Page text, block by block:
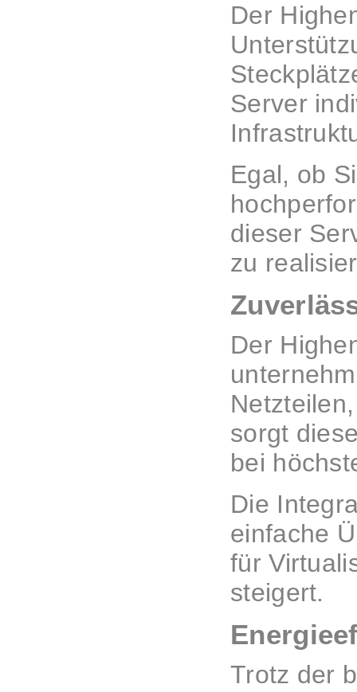
Der
Server
Egal, ob
dieser
zu
Der
sorgt
bei
Die
einfache
für
steigert.
Trotz der